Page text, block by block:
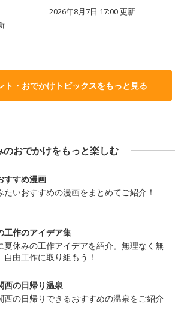
2026年8月7日 17:00更新
ト・おでかけトピックスをもっと見る
のおでかけをもっと楽しむ
すすめ漫画
たいおすすめの漫画をまとめてご紹介！
工作のアイデア集
夏休みの工作アイデアを紹介。無理なく無
自由工作に取り組もう！
西の日帰り温泉
西の日帰りできるおすすめの温泉をご紹介